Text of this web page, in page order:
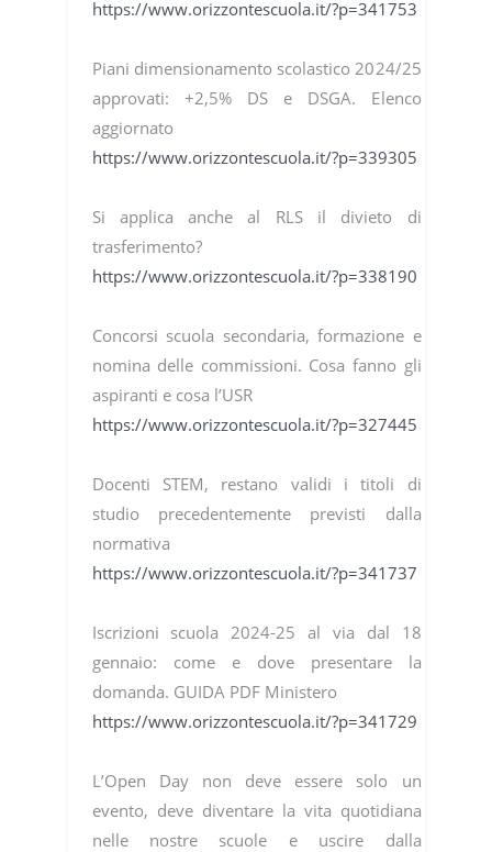
https://www.orizzontescuola.it/?p=341753
Piani dimensionamento scolastico 2024/25
approvati: +2,5% DS e DSGA. Elenco
aggiornato
https://www.orizzontescuola.it/?p=339305
Si applica anche al RLS il divieto di
trasferimento?
https://www.orizzontescuola.it/?p=338190
Concorsi scuola secondaria, formazione e
nomina delle commissioni. Cosa fanno gli
aspiranti e cosa l’USR
https://www.orizzontescuola.it/?p=327445
Docenti STEM, restano validi i titoli di
studio precedentemente previsti dalla
normativa
https://www.orizzontescuola.it/?p=341737
Iscrizioni scuola 2024-25 al via dal 18
gennaio: come e dove presentare la
domanda. GUIDA PDF Ministero
https://www.orizzontescuola.it/?p=341729
L’Open Day non deve essere solo un
evento, deve diventare la vita quotidiana
nelle nostre scuole e uscire dalla